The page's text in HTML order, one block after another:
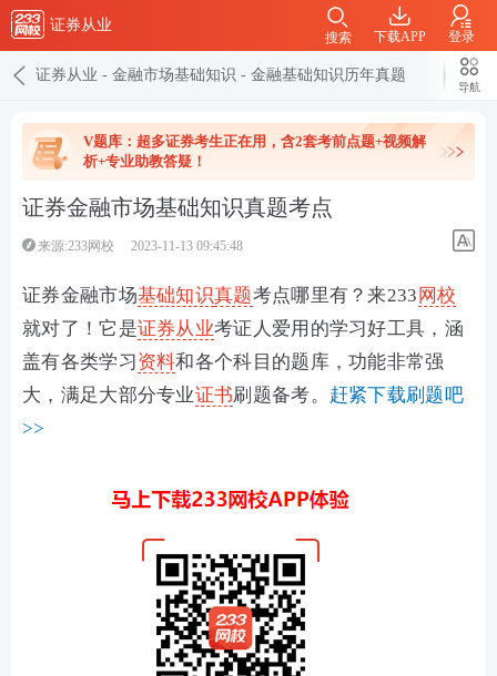
证券从业
下载APP 登录
搜索
证券从业 - 金融市场基础知识 - 金融基础知识历年真题
导航
V题库：超多证券考生正在用，含2套考前点题+视频解
析+专业助教答疑！
证券金融市场基础知识真题考点
来源:233网校 2023-11-13 09:45:48
证券金融市场基础知识真题考点哪里有？来233 网校
就对了！它是证券从业考证人爱用的学习好工具， 涵
盖有各类学习资料和各个科目的题库，功能非常强
大，满足大部分专业证书刷题备考。 赶紧下载刷题吧
>>